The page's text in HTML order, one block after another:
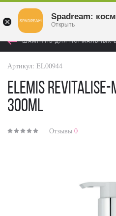
ШАМПУНЬ ДЛЯ НОРМАЛЬНЫХ
Артикул: EL00944
Elemis Revitalise-
300ml
Отзывы 0
Spadream:
Открыть